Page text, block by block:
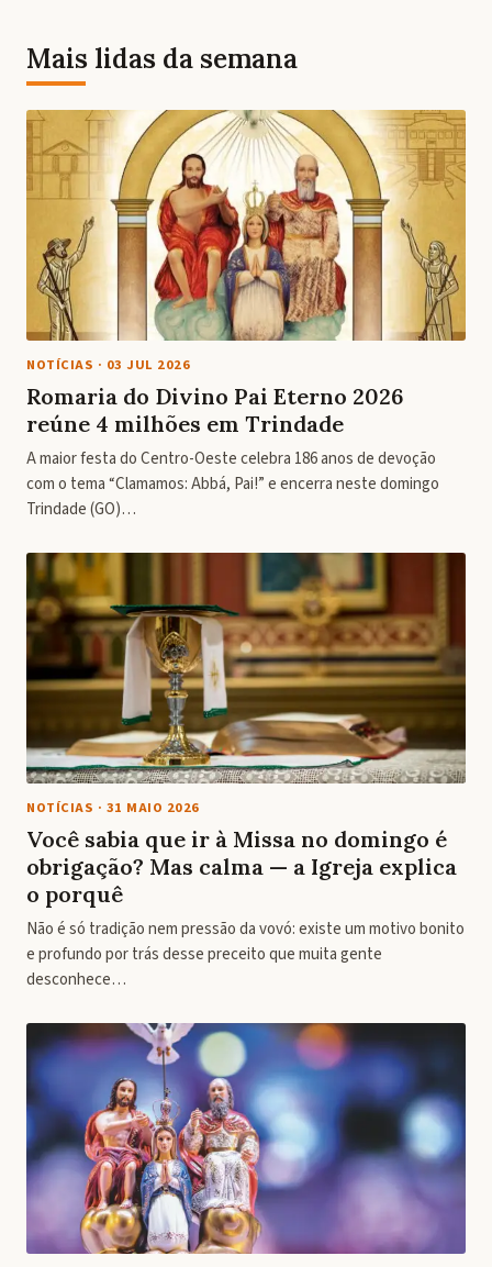
Mais lidas da semana
NOTÍCIAS · 03 JUL 2026
Romaria do Divino Pai Eterno 2026
reúne 4 milhões em Trindade
A maior festa do Centro-Oeste celebra 186 anos de devoção
com o tema “Clamamos: Abbá, Pai!” e encerra neste domingo
Trindade (GO)…
NOTÍCIAS · 31 MAIO 2026
Você sabia que ir à Missa no domingo é
obrigação? Mas calma — a Igreja explica
o porquê
Não é só tradição nem pressão da vovó: existe um motivo bonito
e profundo por trás desse preceito que muita gente
desconhece…